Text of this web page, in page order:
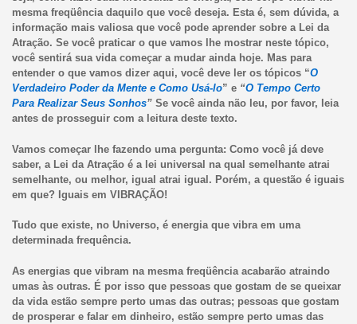
mesma freqüência daquilo que você deseja. Esta é, sem dúvida, a
informação mais valiosa que você pode aprender sobre a Lei da
Atração. Se você praticar o que vamos lhe mostrar neste tópico,
você sentirá sua vida começar a mudar ainda hoje. Mas para
entender o que vamos dizer aqui, você deve ler os tópicos “O
Verdadeiro Poder da Mente e Como Usá-lo” e “O Tempo Certo
Para Realizar Seus Sonhos” Se você ainda não leu, por favor, leia
antes de prosseguir com a leitura deste texto.
Vamos começar lhe fazendo uma pergunta: Como você já deve
saber, a Lei da Atração é a lei universal na qual semelhante atrai
semelhante, ou melhor, igual atrai igual. Porém, a questão é iguais
em que? Iguais em VIBRAÇÃO!
Tudo que existe, no Universo, é energia que vibra em uma
determinada frequência.
As energias que vibram na mesma freqüência acabarão atraindo
umas às outras. É por isso que pessoas que gostam de se queixar
da vida estão sempre perto umas das outras; pessoas que gostam
de prosperar e falar em dinheiro, estão sempre perto umas das